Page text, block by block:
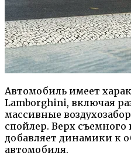
Автомобиль имеет
Lamborghini, включая
массивные
спойлер. Верх
добавляет динамики к
автомобиля.